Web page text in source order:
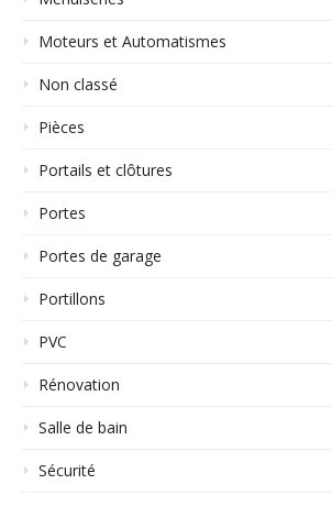
Moteurs et Automatismes
Non classé
Pièces
Portails et clôtures
Portes
Portes de garage
Portillons
PVC
Rénovation
Salle de bain
Sécurité